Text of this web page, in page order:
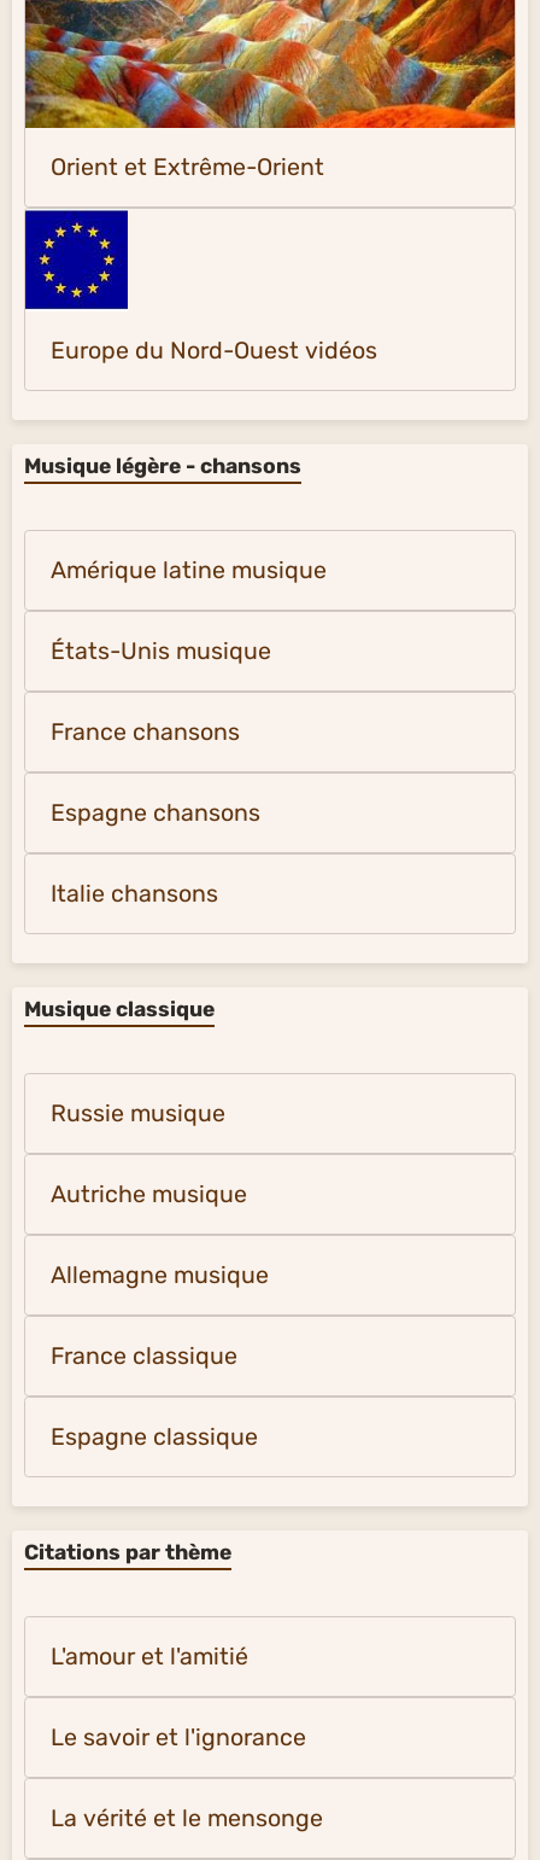
Orient et Extrême-Orient
Europe du Nord-Ouest vidéos
Musique légère - chansons
Amérique latine musique
États-Unis musique
France chansons
Espagne chansons
Italie chansons
Musique classique
Russie musique
Autriche musique
Allemagne musique
France classique
Espagne classique
Citations par thème
L'amour et l'amitié
Le savoir et l'ignorance
La vérité et le mensonge